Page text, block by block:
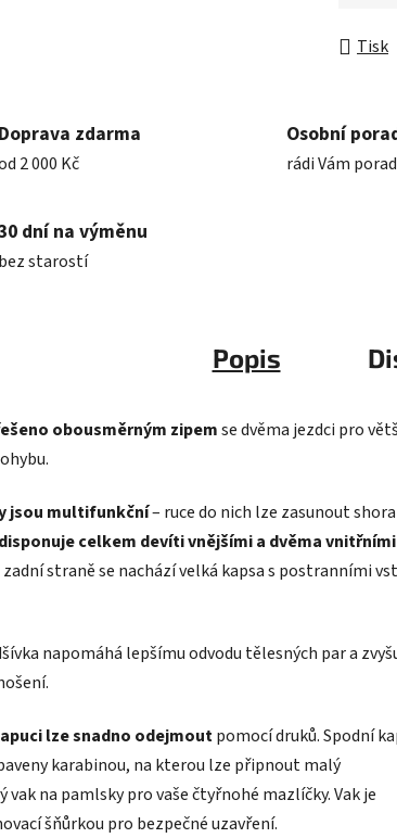
Tisk
Doprava zdarma
2 000 Kč
Osobní
rádi Vám
dní na výměnu
bez starostí
Popis
obousměrným zipemse dvěma jezdci pro
jsou multifunkční– ruce do nich lze zasunout
celkem devíti vnějšími a dvěma vnitřními
zadní straně se nachází velká kapsa s postranními
napomáhá lepšímu odvodu tělesných par a
lze snadno odejmoutpomocí druků. Spodní
karabinou, na kterou lze připnout malý
vak na pamlsky pro vaše čtyřnohé mazlíčky. Vak je
šňůrkou pro bezpečné uzavření.